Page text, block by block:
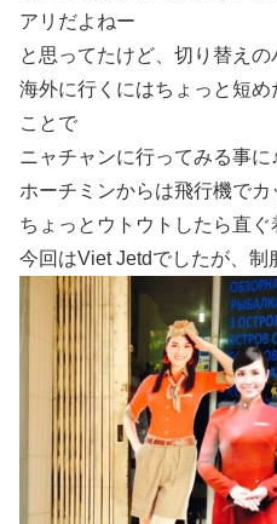
アリだよねー
と思ってたけど、切り替えの
海外に行くにはちょっと短
ことで
ニャチャンに行ってみる事に
ホーチミンからは飛行機でカ
ちょっとウトウトしたら直ぐ
今回はViet Jetdでしたが、制